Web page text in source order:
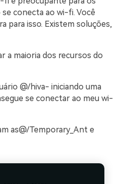
conecta ao wi-fi. Você
para isso. Existem soluções,
a maioria dos recursos do
@/hiva- iniciando uma
se conectar ao meu wi-
as@/Temporary_Ant e